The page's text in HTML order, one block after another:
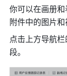
你可以在画册
附件中的图片和
点击上方导航栏
段。